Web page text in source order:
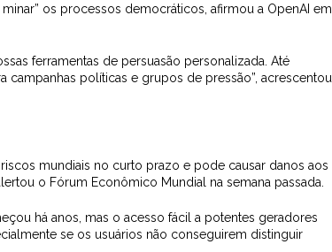
os processos democráticos, afirmou a OpenAI em
ferramentas de persuasão personalizada. Até
políticas e grupos de pressão”, acrescentou
mundiais no curto prazo e pode causar danos aos
o Fórum Econômico Mundial na semana passada.
há anos, mas o acesso fácil a potentes geradores
se os usuários não conseguirem distinguir